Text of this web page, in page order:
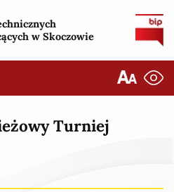
w Skoczowie
Turniej